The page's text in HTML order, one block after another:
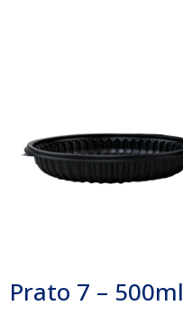
Prato 7 – 500ml